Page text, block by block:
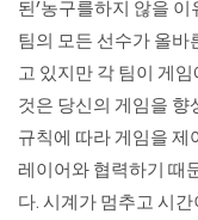
된’농구를하지 않을
팀의 모든 선수가 올바
고 있지만 각 팀이 게
것은 당신의 게임을 향
규칙에 따라 게임을 제
레이어와 협력하기 때
다. 시계가 멈추고 시